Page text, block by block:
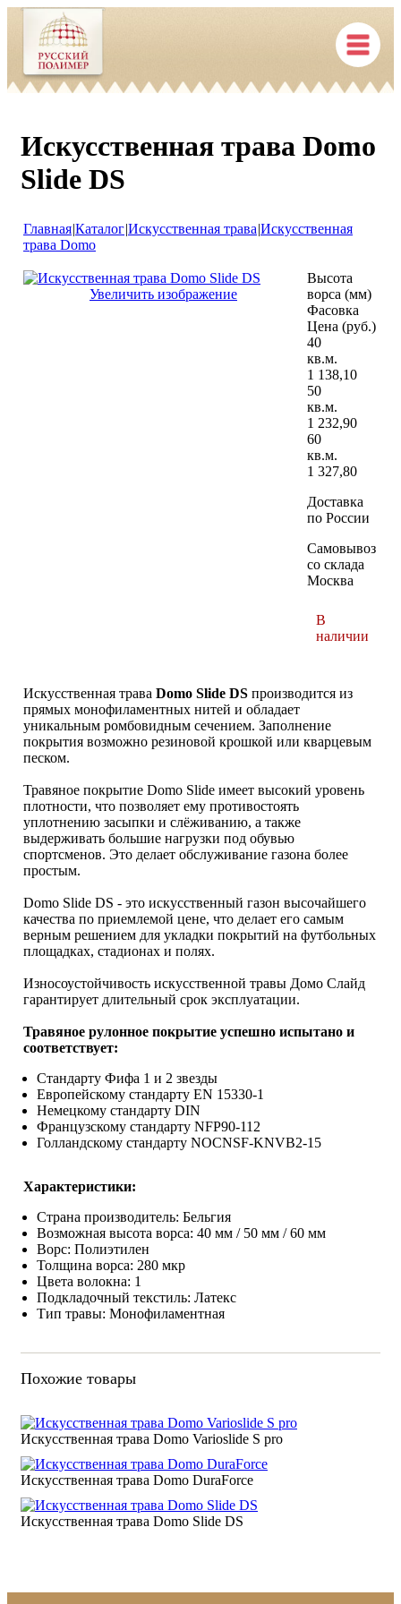
Искусственная трава Domo
Slide DS
Главная|Каталог|Искусственная трава|Искусственная
трава Domo
Увеличить изображение
Высота
ворса (мм)
Фасовка
Цена (руб.)
40
кв.м.
1 138,10
50
кв.м.
1 232,90
60
кв.м.
1 327,80
Доставка
по России
Самовывоз
со склада
Москва
В
наличии
Искусственная трава Domo Slide DS производится из
прямых монофиламентных нитей и обладает
уникальным ромбовидным сечением. Заполнение
покрытия возможно резиновой крошкой или кварцевым
песком.
Травяное покрытие Domo Slide имеет высокий уровень
плотности, что позволяет ему противостоять
уплотнению засыпки и слёживанию, а также
выдерживать большие нагрузки под обувью
спортсменов. Это делает обслуживание газона более
простым.
Domo Slide DS - это искусственный газон высочайшего
качества по приемлемой цене, что делает его самым
верным решением для укладки покрытий на футбольных
площадках, стадионах и полях.
Износоустойчивость искусственной травы Домо Слайд
гарантирует длительный срок эксплуатации.
Травяное рулонное покрытие успешно испытано и
соответствует:
Стандарту Фифа 1 и 2 звезды
Европейскому стандарту EN 15330-1
Немецкому стандарту DIN
Французскому стандарту NFP90-112
Голландскому стандарту NOCNSF-KNVB2-15
Характеристики:
Страна производитель: Бельгия
Возможная высота ворса: 40 мм / 50 мм / 60 мм
Ворс: Полиэтилен
Толщина ворса: 280 мкр
Цвета волокна: 1
Подкладочный текстиль: Латекс
Тип травы: Монофиламентная
Похожие товары
Искусственная трава Domo Varioslide S pro
Искусственная трава Domo DuraForce
Искусственная трава Domo Slide DS